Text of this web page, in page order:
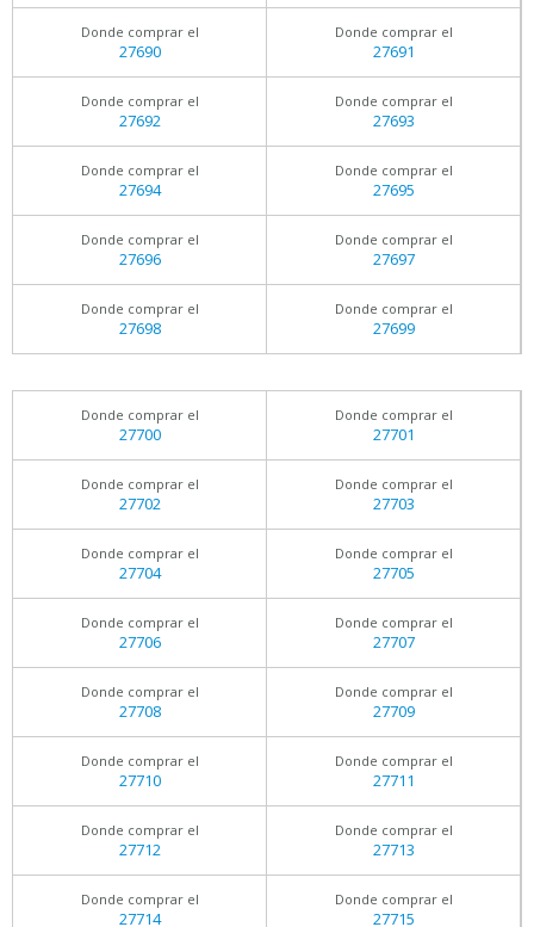
Donde comprar el
27690
Donde comprar el
27691
Donde comprar el
27692
Donde comprar el
27693
Donde comprar el
27694
Donde comprar el
27695
Donde comprar el
27696
Donde comprar el
27697
Donde comprar el
27698
Donde comprar el
27699
Donde comprar el
27700
Donde comprar el
27701
Donde comprar el
27702
Donde comprar el
27703
Donde comprar el
27704
Donde comprar el
27705
Donde comprar el
27706
Donde comprar el
27707
Donde comprar el
27708
Donde comprar el
27709
Donde comprar el
27710
Donde comprar el
27711
Donde comprar el
27712
Donde comprar el
27713
Donde comprar el
27714
Donde comprar el
27715